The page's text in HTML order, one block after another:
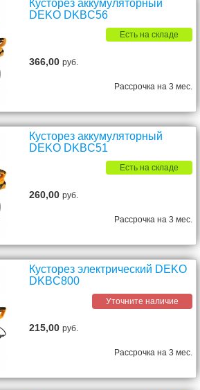
Кусторез аккумуляторный
DEKO DKBC56
Есть на складе
366,00руб.
Рассрочка на 3 мес.
Кусторез аккумуляторный
DEKO DKBC51
Есть на складе
260,00руб.
Рассрочка на 3 мес.
Кусторез электрический DEKO
DKBC800
Уточните наличие
215,00руб.
Рассрочка на 3 мес.